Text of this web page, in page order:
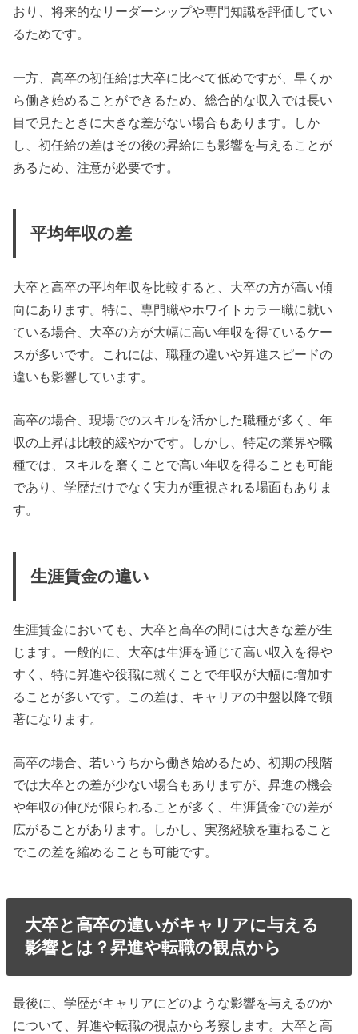
おり、将来的なリーダーシップや専門知識を評価してい
るためです。
一方、高卒の初任給は大卒に比べて低めですが、早くか
ら働き始めることができるため、総合的な収入では長い
目で見たときに大きな差がない場合もあります。しか
し、初任給の差はその後の昇給にも影響を与えることが
あるため、注意が必要です。
平均年収の差
大卒と高卒の平均年収を比較すると、大卒の方が高い傾
向にあります。特に、専門職やホワイトカラー職に就い
ている場合、大卒の方が大幅に高い年収を得ているケー
スが多いです。これには、職種の違いや昇進スピードの
違いも影響しています。
高卒の場合、現場でのスキルを活かした職種が多く、年
収の上昇は比較的緩やかです。しかし、特定の業界や職
種では、スキルを磨くことで高い年収を得ることも可能
であり、学歴だけでなく実力が重視される場面もありま
す。
生涯賃金の違い
生涯賃金においても、大卒と高卒の間には大きな差が生
じます。一般的に、大卒は生涯を通じて高い収入を得や
すく、特に昇進や役職に就くことで年収が大幅に増加す
ることが多いです。この差は、キャリアの中盤以降で顕
著になります。
高卒の場合、若いうちから働き始めるため、初期の段階
では大卒との差が少ない場合もありますが、昇進の機会
や年収の伸びが限られることが多く、生涯賃金での差が
広がることがあります。しかし、実務経験を重ねること
でこの差を縮めることも可能です。
大卒と高卒の違いがキャリアに与える
影響とは？昇進や転職の観点から
最後に、学歴がキャリアにどのような影響を与えるのか
について、昇進や転職の視点から考察します。大卒と高